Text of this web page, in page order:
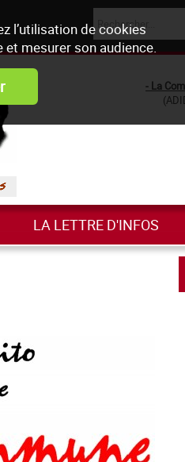
l’utilisation de cookies
mesurer son audience.
- La
LA LETTRE D'INFOS